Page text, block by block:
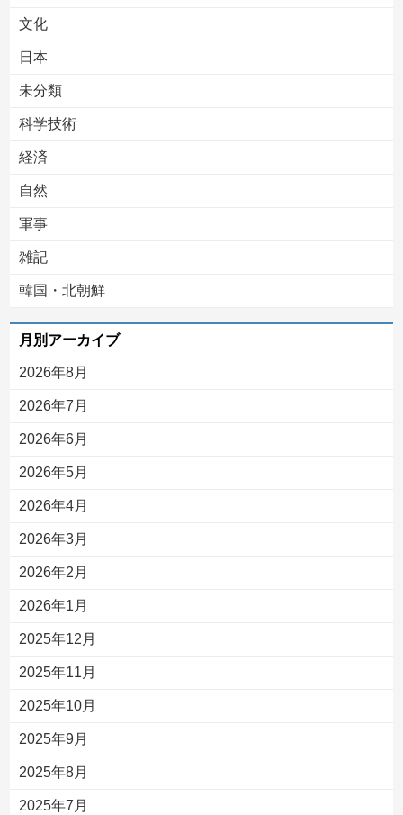
文化
日本
未分類
科学技術
経済
自然
軍事
雑記
韓国・北朝鮮
月別アーカイブ
2026年8月
2026年7月
2026年6月
2026年5月
2026年4月
2026年3月
2026年2月
2026年1月
2025年12月
2025年11月
2025年10月
2025年9月
2025年8月
2025年7月